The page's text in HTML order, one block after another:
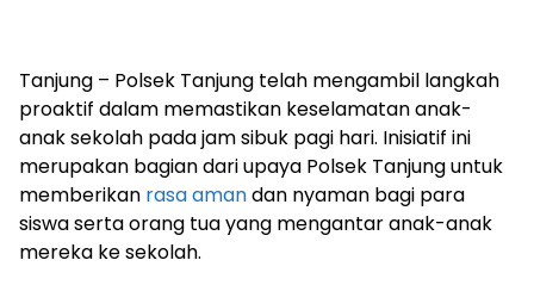
Tanjung – Polsek Tanjung telah mengambil langkah
proaktif dalam memastikan keselamatan anak-
anak sekolah pada jam sibuk pagi hari. Inisiatif ini
merupakan bagian dari upaya Polsek Tanjung untuk
memberikan rasa amandan nyaman bagi para
siswa serta orang tua yang mengantar anak-anak
mereka ke sekolah.